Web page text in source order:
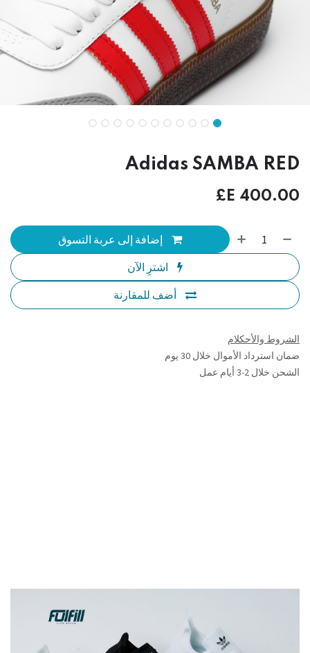
Adidas SAMBA RED
400.00
إضافة إلى عربة التسوق
اشترِ الآن
أضف للمقارنة
الشروط والأحكلام
ضمان استرداد الأموال خلال 30 يوم
الشحن خلال 2-3 أيام عمل